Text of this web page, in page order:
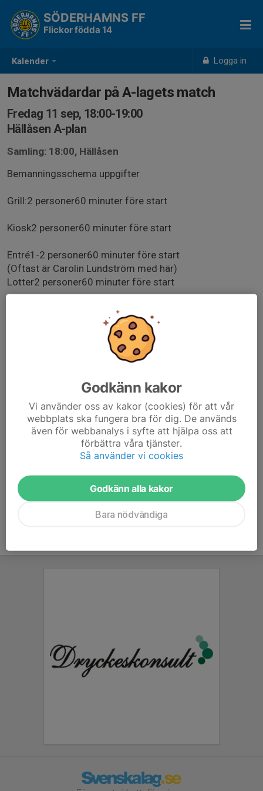
Kalender Logga in
SÖDERHAMNS FF
Flickor födda 14
Matchvädardar på A-lagets match
Fredag 11 sep, 18:00-19:00
Hällåsen A-plan
Samling: 18:00, Hällåsen
Bemanningsschema uppgifter
Grill:​​2 personer​​60 minuter före start
Kiosk​​2 personer​​60 minuter före start
Entré​​1-2 personer​​60 minuter före start
(Oftast är Carolin Lundström med här)
Lotter​​2 personer​​60 minuter före start
Bollpojkar/bollkajsor​1 vuxen. 4-6 barn.​30 minuter före
Halvtidsspel​​2 vuxna. Många barn.​I paus.
Som ni alla vet är det oerhört viktigt att vi hjälps åt i
föreningen. I och med att vi har växt de senaste åren
räcker det med att varje lag har ansvar för en
seniormatch var. Har försökt att hålla våra yngsta lag
utanför – deras tid kommer
Godkänn kakor
Vi använder oss av kakor (cookies) för att vår
webbplats ska fungera bra för dig. De används
även för webbanalys i syfte att hjälpa oss att
förbättra våra tjänster.
Så använder vi cookies
Godkänn alla kakor
Bara nödvändiga